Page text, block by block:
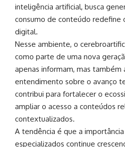
inteligência artificial, busca
consumo de conteúdo redefine
digital.
Nesse ambiente, o
como parte de uma nova
apenas informam, mas também
entendimento sobre o avanço
contribui para fortalecer o
ampliar o acesso a conteúdos
contextualizados.
A tendência é que a
especializados continue